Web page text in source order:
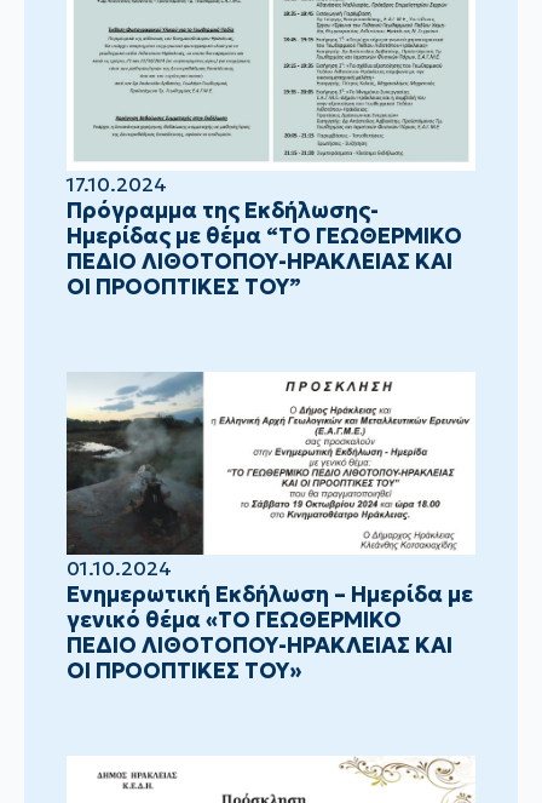
17.10.2024
Πρόγραμμα της Εκδήλωσης-
Ημερίδας με θέμα “ΤΟ ΓΕΩΘΕΡΜΙΚΟ
ΠΕΔΙΟ ΛΙΘΟΤΟΠΟΥ-ΗΡΑΚΛΕΙΑΣ ΚΑΙ
ΟΙ ΠΡΟΟΠΤΙΚΕΣ ΤΟΥ”
01.10.2024
Ενημερωτική Εκδήλωση – Ημερίδα με
γενικό θέμα «ΤΟ ΓΕΩΘΕΡΜΙΚΟ
ΠΕΔΙΟ ΛΙΘΟΤΟΠΟΥ-ΗΡΑΚΛΕΙΑΣ ΚΑΙ
ΟΙ ΠΡΟΟΠΤΙΚΕΣ ΤΟΥ»